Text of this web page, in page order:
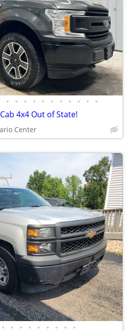
• • • • • • • • • • •
4x4 Out of State!
Center
• • • • • • • • •